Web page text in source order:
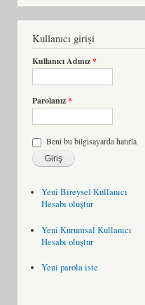
Kullanıcı girişi
Kullanıcı Adınız*
Parolanız*
Beni bu bilgisayarda hatırla
Yeni Bireysel Kullanıcı
Hesabı oluştur
Yeni Kurumsal Kullanıcı
Hesabı oluştur
Yeni parola iste